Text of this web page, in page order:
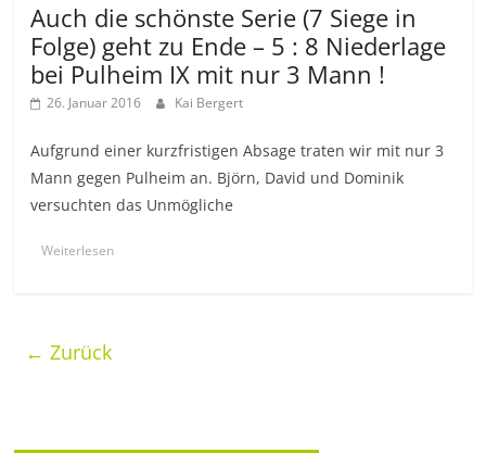
Auch die schönste Serie (7 Siege in
Folge) geht zu Ende – 5 : 8 Niederlage
bei Pulheim IX mit nur 3 Mann !
26. Januar 2016 Kai Bergert
Aufgrund einer kurzfristigen Absage traten wir mit nur 3
Mann gegen Pulheim an. Björn, David und Dominik
versuchten das Unmögliche
Weiterlesen
← Zurück